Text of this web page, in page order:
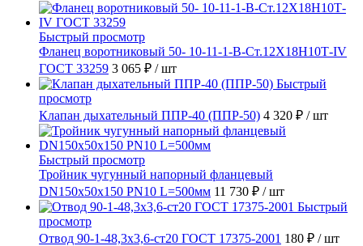
Быстрый просмотр
Фланец воротниковый 50- 10-11-1-B-Ст.12Х18Н10Т-IV
ГОСТ 33259 3 065 ₽ / шт
Быстрый
просмотр
Клапан дыхательный ППР-40 (ППР-50) 4 320 ₽ / шт
Быстрый просмотр
Тройник чугунный напорный фланцевый
DN150х50х150 PN10 L=500мм 11 730 ₽ / шт
Быстрый
просмотр
Отвод 90-1-48,3х3,6-ст20 ГОСТ 17375-2001 180 ₽ / шт